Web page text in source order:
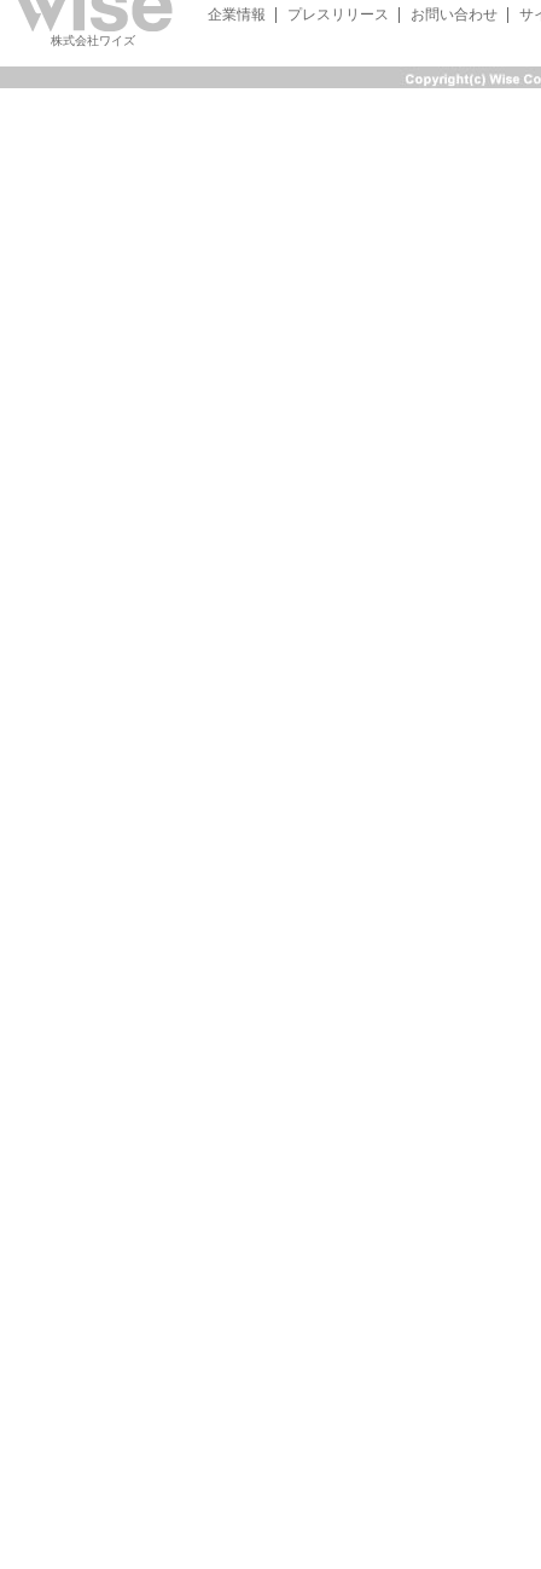
株式会社ワイズ
企業情報
プレスリリース お問い合わせ サ